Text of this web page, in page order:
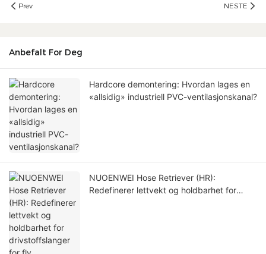
Prev NESTE
Anbefalt For Deg
Hardcore demontering: Hvordan lages en
«allsidig» industriell PVC-ventilasjonskanal?
NUOENWEI Hose Retriever (HR):
Redefinerer lettvekt og holdbarhet for